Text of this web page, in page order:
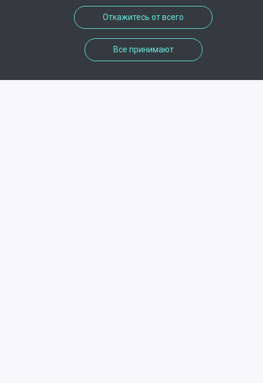
адрес
Откажитесь от всего
Все принимают